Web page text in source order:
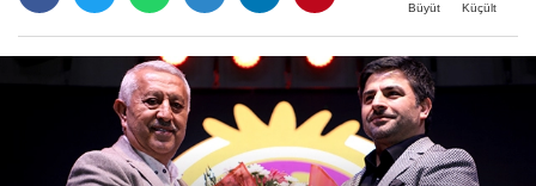
Büyüt Küçült